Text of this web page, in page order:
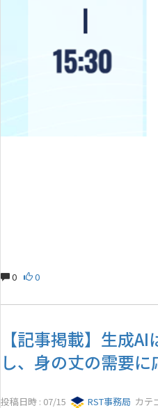
0 0
【記事掲載】生成
し、身の丈の需要に
投稿日時 : 07/15 RST事務局 カテ